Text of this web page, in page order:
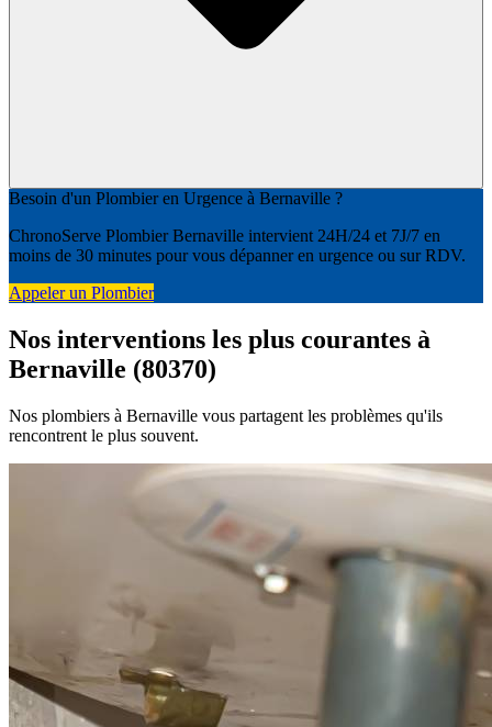
Besoin d'un Plombier en Urgence à Bernaville ?
ChronoServe Plombier Bernaville intervient 24H/24 et 7J/7 en
moins de 30 minutes pour vous dépanner en urgence ou sur RDV.
Appeler un Plombier
Nos interventions les plus courantes à
Bernaville (80370)
Nos plombiers à Bernaville vous partagent les problèmes qu'ils
rencontrent le plus souvent.